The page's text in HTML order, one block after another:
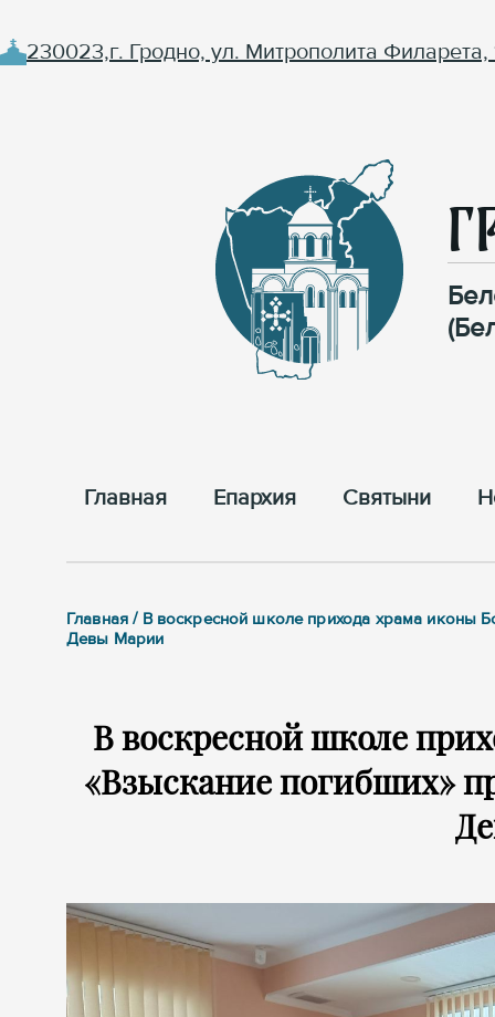
230023,г. Гродно, ул. Митрополита Филарета,
Главная Епархия Cвятыни
Главная / В воскресной школе прихода храма
Девы Марии
В воскресной школе
«Взыскание погибших»